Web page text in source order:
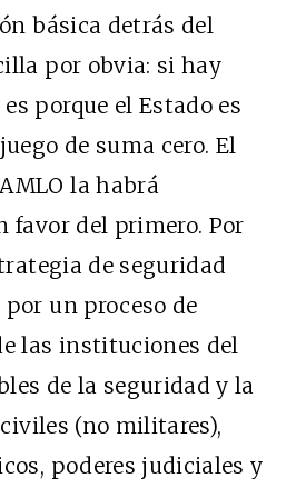
básica detrás del
por obvia: si hay
porque el Estado es
de suma cero. El
la habrá
favor del primero. Por
de seguridad
un proceso de
las instituciones del
de la seguridad y la
(no militares),
poderes judiciales y